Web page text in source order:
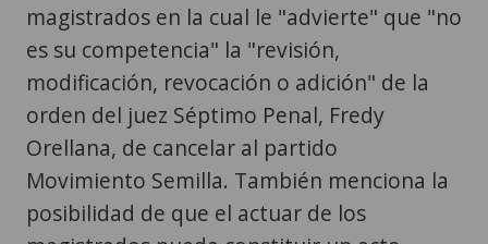
magistrados en la cual le "advierte" que "no
es su competencia" la "revisión,
modificación, revocación o adición" de la
orden del juez Séptimo Penal, Fredy
Orellana, de cancelar al partido
Movimiento Semilla. También menciona la
posibilidad de que el actuar de los